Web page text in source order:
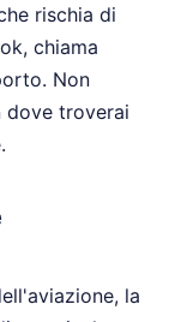
rischia di
chiama
Non
dove troverai
la